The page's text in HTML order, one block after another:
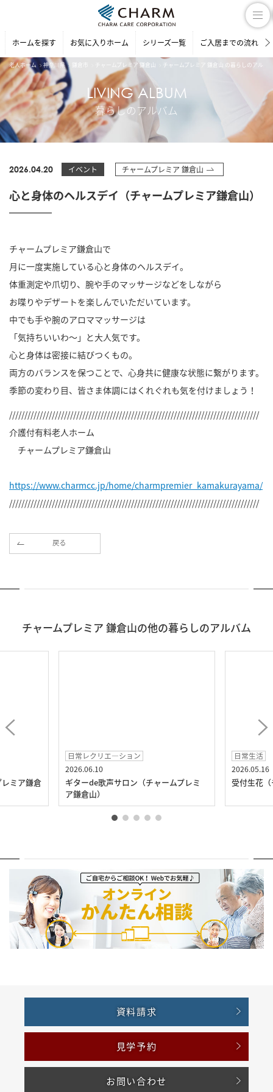
ホームを探す お気に入りホーム シリーズ一覧 ご入居までの流れ
老人ホーム 神奈川県 チャームプレミア 鎌倉山 チャームプレミア 鎌倉山 の暮らしのアルバ
LIVING ALBUM
暮らしのアルバム
2026.04.20 イベント チャームプレミア 鎌倉山
心と身体のヘルスデイ（チャームプレミア鎌倉山）
チャームプレミア鎌倉山で
月に一度実施している心と身体のヘルスデイ。
体重測定や爪切り、腕や手のマッサージなどをしながら
お喋りやデザートを楽しんでいただいています。
中でも手や腕のアロママッサージは
「気持ちいいわ～」と大人気です。
心と身体は密接に結びつくもの。
両方のバランスを保つことで、心身共に健康な状態に繋がります。
季節の変わり目、皆さま体調にはくれぐれも気を付けましょう！
//////////////////////////////////////////////////////////////////////////////////
介護付有料老人ホーム
チャームプレミア鎌倉山
https://www.charmcc.jp/home/charmpremier_kamakurayama/
//////////////////////////////////////////////////////////////////////////////////
戻る
チャームプレミア 鎌倉山の他の暮らしのアルバム
ミア鎌倉
日常レクリエ―ション
2026.06.10
ギターde歌声サロン（チャームプレミ
ア鎌倉山）
日常生活
2026.05.16
受付生花
資料請求
見学予約
お問い合わせ